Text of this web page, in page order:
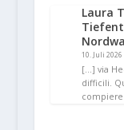
Laura
10. Juli 2026
[…] via
difficili.
compiere